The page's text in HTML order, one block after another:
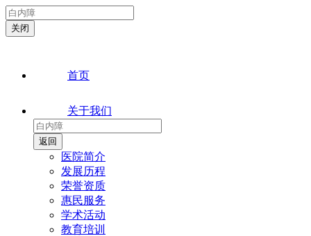
首页
关于我们
医院简介
发展历程
荣誉资质
惠民服务
学术活动
教育培训